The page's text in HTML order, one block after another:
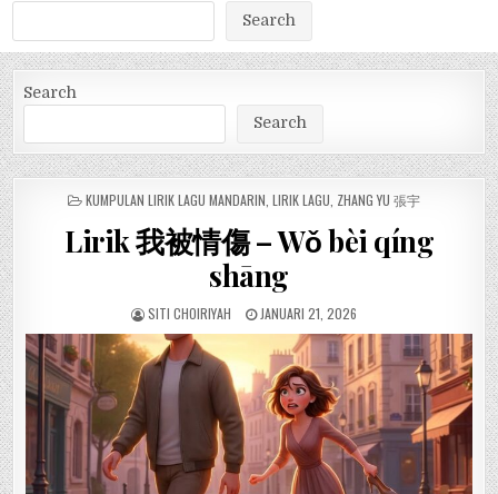
Search
Search
Search
POSTED
KUMPULAN LIRIK LAGU MANDARIN LIRIK LAGU ZHANG YU 張宇
Lirik 我被情傷 – Wǒ bèi qíng
shāng
SITI CHOIRIYAH JANUARI 21, 2026